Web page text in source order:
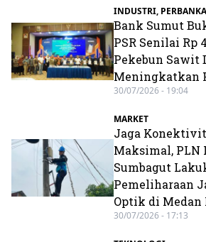
INDUSTRI,
Bank Sumut
PSR Senilai Rp
Pekebun Sawit
Meningkatkan
30/07/2026 - 19:04
MARKET
Jaga
Maksimal, PLN
Sumbagut
Pemeliharaan
Optik di Medan
30/07/2026 - 17:13